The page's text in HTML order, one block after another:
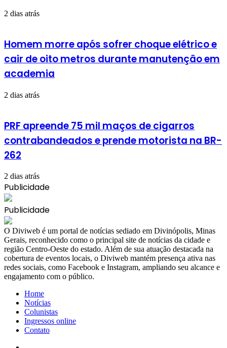
2 dias atrás
Homem morre após sofrer choque elétrico e
cair de oito metros durante manutenção em
academia
2 dias atrás
PRF apreende 75 mil maços de cigarros
contrabandeados e prende motorista na BR-
262
2 dias atrás
Publicidade
Publicidade
​O Diviweb é um portal de notícias sediado em Divinópolis, Minas
Gerais, reconhecido como o principal site de notícias da cidade e
região Centro-Oeste do estado. Além de sua atuação destacada na
cobertura de eventos locais, o Diviweb mantém presença ativa nas
redes sociais, como Facebook e Instagram, ampliando seu alcance e
engajamento com o público.
Home
Notícias
Colunistas
Ingressos online
Contato